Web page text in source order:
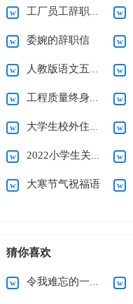
工厂员工辞职信范文3篇
委婉的辞职信
人教版语文五年级第一单元教案
工程质量终身责任承诺书范文集锦八篇
大学生校外住宿承诺书
2022小学生关于街头错别字调查报告
大寒节气祝福语
猜你喜欢
令我难忘的一件事作文(集锦15篇)